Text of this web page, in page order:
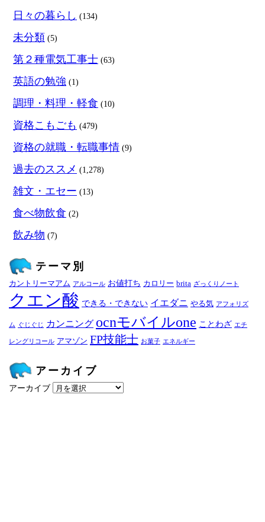
日々の暮らし (134)
未分類 (5)
第２種電気工事士 (63)
英語の勉強 (1)
調理・料理・軽食 (10)
資格こもごも (479)
資格の就職・転職事情 (9)
過去のススメ (1,278)
雑文・エセー (13)
食べ物飲食 (2)
飲み物 (7)
テーマ別
カントリーマアム アルコール お値打ち カロリー brita ざっくりノート
クエン酸 できる・できない イエダニ やる気 アフォリズ
ム ぐじぐじ カンニング ocnモバイルone ことわざ エチ
レングリコール アマゾン FP技能士 お菓子 エネルギー
アーカイブ
アーカイブ